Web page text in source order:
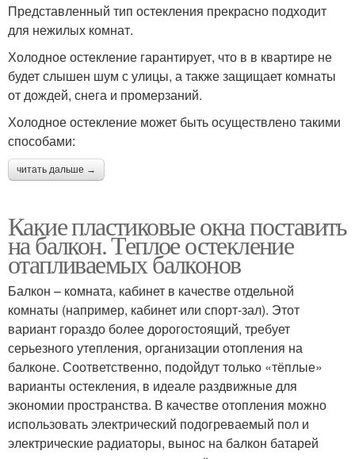
Представленный тип остекления прекрасно подходит
для нежилых комнат.
Холодное остекление гарантирует, что в в квартире не
будет слышен шум с улицы, а также защищает комнаты
от дождей, снега и промерзаний.
Холодное остекление может быть осуществлено такими
способами:
читать дальше →
Какие пластиковые окна поставить
на балкон. Теплое остекление
отапливаемых балконов
Балкон – комната, кабинет в качестве отдельной
комнаты (например, кабинет или спорт-зал). Этот
вариант гораздо более дорогостоящий, требует
серьезного утепления, организации отопления на
балконе. Соответственно, подойдут только «тёплые»
варианты остекления, в идеале раздвижные для
экономии пространства. В качестве отопления можно
использовать электрический подогреваемый пол и
электрические радиаторы, вынос на балкон батарей